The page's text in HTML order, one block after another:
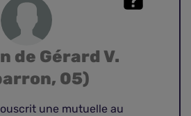
de Gérard V.
05)
une mutuelle au